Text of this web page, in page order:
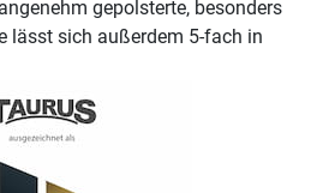
gepolsterte, besonders
lässt sich außerdem 5-fach in